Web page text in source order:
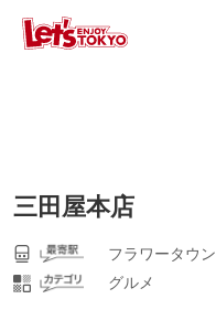
三田屋本店
フラワータウン
グルメ